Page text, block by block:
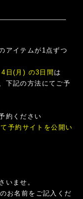
アイテムが1点ずつ
日(月) の3日間 は
下記の方法にてご予
約ください
予約サイトを公開い
いませ。
お名前をご記入くだ